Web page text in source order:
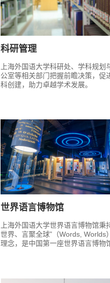
科研管理
上海外国语大学科研处、学科规划
公室等相关部门把握前瞻决策，促
科创建，助力卓越学术发展。
世界语言博物馆
上海外国语大学世界语言博物馆秉
世界、言聚全球”（Words, Worlds
理念，是中国第一座世界语言博物